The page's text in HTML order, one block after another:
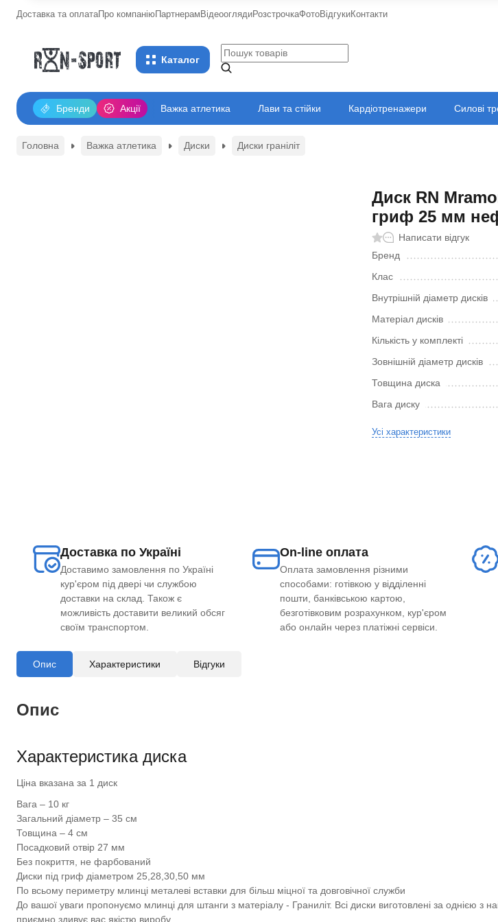
Доставка та оплатаПро компаніюПартнерамВідеооглядиРозстрочкаФотоВідгукиКонтакти
Каталог
Акції
Бренди Важка атлетика Лави та стійки Кардіотренажери Силові
Головна Важка атлетика Диски Диски граніліт
Диск RN
гриф 25 мм
Написати відгук
Бренд
Клас
Внутрішній діаметр дисків
Матеріал дисків
Кількість у комплекті
Зовнішній діаметр дисків
Товщина диска
Вага диску
Усі характеристики
Доставка по Україні
Доставимо замовлення по Україні
кур'єром під двері чи службою
доставки на склад. Також є
можливість доставити великий обсяг
своїм транспортом.
On-line оплата
Оплата замовлення різними
способами: готівкою у відділенні
пошти, банківською картою,
безготівковим розрахунком, кур'єром
або онлайн через платіжні сервіси.
Опис Характеристики Відгуки
Опис
Характеристика диска
Ціна вказана за 1 диск
Вага – 10 кг
Загальний діаметр – 35 см
Товщина – 4 см
Посадковий отвір 27 мм
Без покриття, не фарбований
Диски під гриф діаметром 25,28,30,50 мм
По всьому периметру млинці металеві вставки для більш міцної та довговічної служби
До вашої уваги пропонуємо млинці для штанги з матеріалу - Граниліт. Всі диски виготовлені за однією
приємно здивує вас якістю виробу.